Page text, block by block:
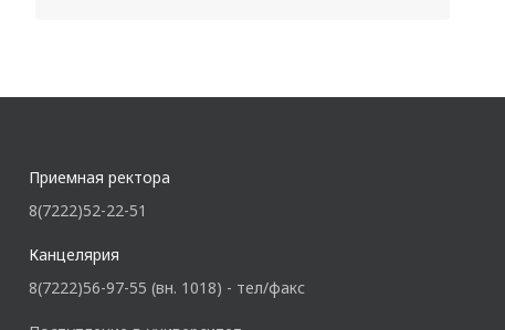
Приемная ректора
8(7222)52-22-51
Канцелярия
8(7222)56-97-55 (вн. 1018) - тел/факс